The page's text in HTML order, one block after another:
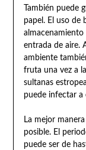
También puede
papel. El uso de
entrada de aire.
ambiente
fruta una vez a
sultanas
puede infectar a
La mejor
posible. El
puede ser de